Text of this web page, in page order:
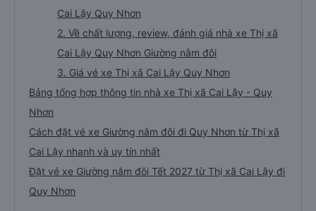
Cai Lậy Quy Nhơn
2. Về chất lượng, review, đánh giá nhà xe Thị xã
Cai Lậy Quy Nhơn Giường nằm đôi
3. Giá vé xe Thị xã Cai Lậy Quy Nhơn
Bảng tổng hợp thông tin nhà xe Thị xã Cai Lậy - Quy
Nhơn
Cách đặt vé xe Giường nằm đôi đi Quy Nhơn từ Thị xã
Cai Lậy nhanh và uy tín nhất
Đặt vé xe Giường nằm đôi Tết 2027 từ Thị xã Cai Lậy đi
Quy Nhơn